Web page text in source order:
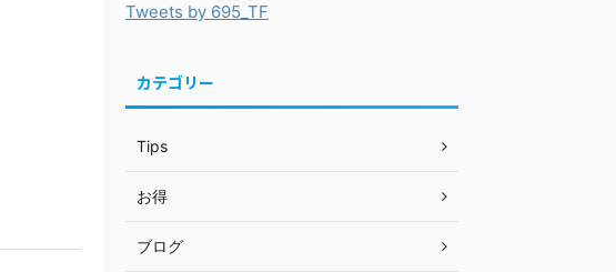
Tweets by 695_TF
カテゴリー
Tips
お得
ブログ